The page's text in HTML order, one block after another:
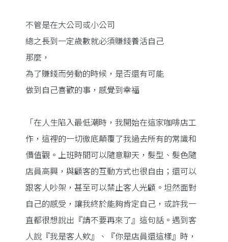
不管是在大公司或小公司
總之長到一定歲數就必須賺錢養活自己
那麼，
為了賺錢而勞動的時候，是否還有可能
做到自己喜歡的事，感覺到幸福
「在人生陷入最低潮時，我開始在這家咖啡店工
作，這裡的一切徹底顛覆了我過去所有的常識和
價值觀。上班時間可以隨意聊天，髮型、髮色隨
店員高興，與顧客的互動方式也很自由；還可以
跟客人吵架，甚至可以禁止客人光顧。坦然面對
自己的感受，讓我終於能夠肯定自己，或許我一
直都很想說出『請不要再來了』這句話。遇到客
人說『我是客人欸』、『你是店員還這樣』時，